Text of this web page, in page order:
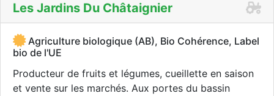
Les Jardins Du Châtaignier
Agriculture biologique (AB), Bio Cohérence, Label
bio de l'UE
Producteur de fruits et légumes, cueillette en saison
et vente sur les marchés. Aux portes du bassin